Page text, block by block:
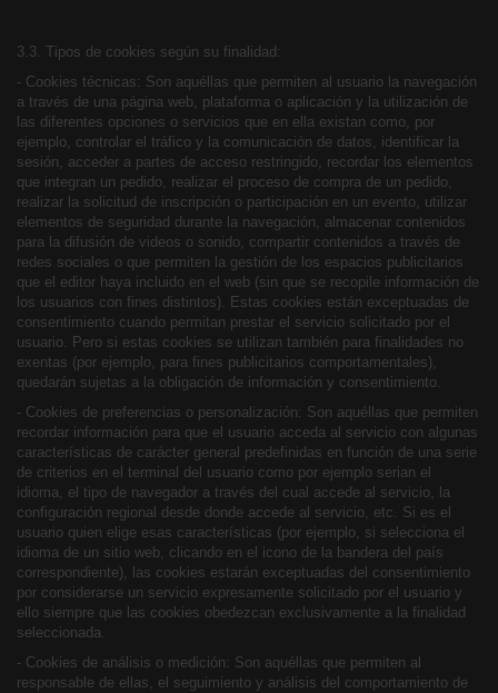
3.3. Tipos de cookies según su finalidad:
- Cookies técnicas: Son aquéllas que permiten al usuario la navegación
a través de una página web, plataforma o aplicación y la utilización de
las diferentes opciones o servicios que en ella existan como, por
ejemplo, controlar el tráfico y la comunicación de datos, identificar la
sesión, acceder a partes de acceso restringido, recordar los elementos
que integran un pedido, realizar el proceso de compra de un pedido,
realizar la solicitud de inscripción o participación en un evento, utilizar
elementos de seguridad durante la navegación, almacenar contenidos
para la difusión de videos o sonido, compartir contenidos a través de
redes sociales o que permiten la gestión de los espacios publicitarios
que el editor haya incluido en el web (sin que se recopile información de
los usuarios con fines distintos). Estas cookies están exceptuadas de
consentimiento cuando permitan prestar el servicio solicitado por el
usuario. Pero si estas cookies se utilizan también para finalidades no
exentas (por ejemplo, para fines publicitarios comportamentales),
quedarán sujetas a la obligación de información y consentimiento.
- Cookies de preferencias o personalización: Son aquéllas que permiten
recordar información para que el usuario acceda al servicio con algunas
características de carácter general predefinidas en función de una serie
de criterios en el terminal del usuario como por ejemplo serian el
idioma, el tipo de navegador a través del cual accede al servicio, la
configuración regional desde donde accede al servicio, etc. Si es el
usuario quien elige esas características (por ejemplo, si selecciona el
idioma de un sitio web, clicando en el icono de la bandera del país
correspondiente), las cookies estarán exceptuadas del consentimiento
por considerarse un servicio expresamente solicitado por el usuario y
ello siempre que las cookies obedezcan exclusivamente a la finalidad
seleccionada.
- Cookies de análisis o medición: Son aquéllas que permiten al
responsable de ellas, el seguimiento y análisis del comportamiento de